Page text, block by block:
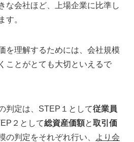
な会社ほど、上場企業に 比準し
す。
を理解するためには、 会社規模
ことがとても大切といえるで
判定は、STEP１として従業員
２として総資産価額と取引価
の判定をそれぞれ行い、 よ り会